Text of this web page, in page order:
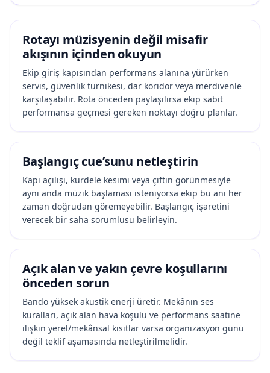
Rotayı müzisyenin değil misafir
akışının içinden okuyun
Ekip giriş kapısından performans alanına yürürken
servis, güvenlik turnikesi, dar koridor veya merdivenle
karşılaşabilir. Rota önceden paylaşılırsa ekip sabit
performansa geçmesi gereken noktayı doğru planlar.
Başlangıç cue’sunu netleştirin
Kapı açılışı, kurdele kesimi veya çiftin görünmesiyle
aynı anda müzik başlaması isteniyorsa ekip bu anı her
zaman doğrudan göremeyebilir. Başlangıç işaretini
verecek bir saha sorumlusu belirleyin.
Açık alan ve yakın çevre koşullarını
önceden sorun
Bando yüksek akustik enerji üretir. Mekânın ses
kuralları, açık alan hava koşulu ve performans saatine
ilişkin yerel/mekânsal kısıtlar varsa organizasyon günü
değil teklif aşamasında netleştirilmelidir.